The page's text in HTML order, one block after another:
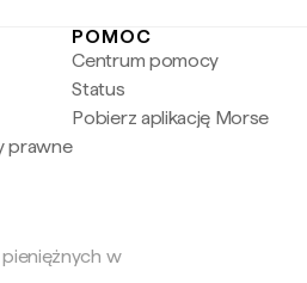
prawne
POMOC
Centrum pomocy
Status
Pobierz aplikację Morse
w